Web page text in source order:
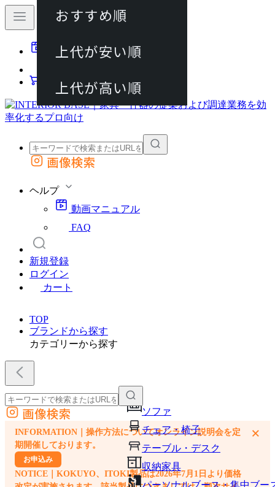
動画マニュアル
カート
外部サイトの商品をカートに追加
画像検索
ヘルプ
動画マニュアル
FAQ
新規登録
ログイン
カート
TOP
ブランドから探す
カテゴリーから探す
ソファ
チェア・椅子
テーブル・デスク
収納家具
パーソナルブース・集中ブー
外部サイトの商品をカートに追加
他のサイトで見つけた商品ページのURLを貼り付けて、カートに追加できます
画像検索
INFORMATION｜操作方法についてオンライン説明会を定
期開催しております。
お申込み
NOTICE｜KOKUYO、ITOKI製品は2026年7月1日より価格
×
おすすめ順
上代が安い順
上代が高い順